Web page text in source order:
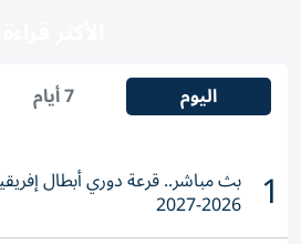
اليوم 7 أيام
1 بث مباشر.. قرعة دوري أبطال
2026-2027